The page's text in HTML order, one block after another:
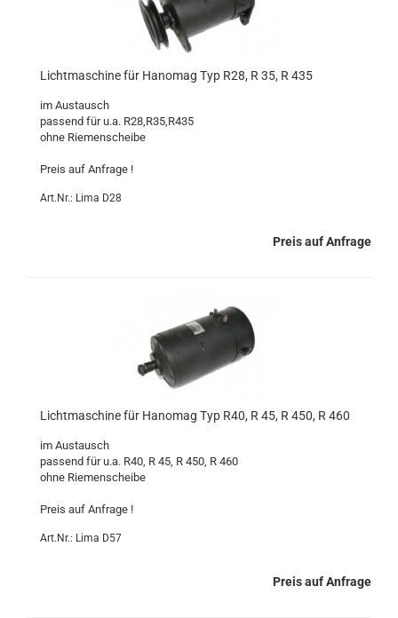
Lichtmaschine für Hanomag Typ R28, R 35, R 435
im Austausch
passend für u.a. R28,R35,R435
ohne Riemenscheibe
Preis auf Anfrage !
Art.Nr.: Lima D28
Preis auf Anfrage
Lichtmaschine für Hanomag Typ R40, R 45, R 450, R 460
im Austausch
passend für u.a. R40, R 45, R 450, R 460
ohne Riemenscheibe
Preis auf Anfrage !
Art.Nr.: Lima D57
Preis auf Anfrage